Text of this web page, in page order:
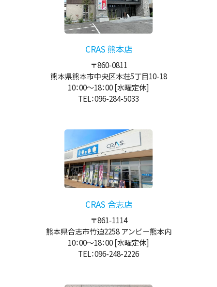
CRAS 熊本店
〒860-0811
熊本県熊本市中央区本荘5丁目10-18
10：00～18：00[水曜定休]
TEL：096-284-5033
CRAS 合志店
〒861-1114
熊本県合志市竹迫2258 アンビー熊本内
10：00～18：00[水曜定休]
TEL：096-248-2226